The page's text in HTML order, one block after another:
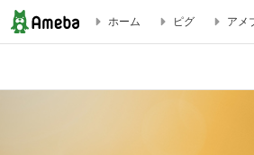
こころカウンセラー
ホーム ピグ アメ